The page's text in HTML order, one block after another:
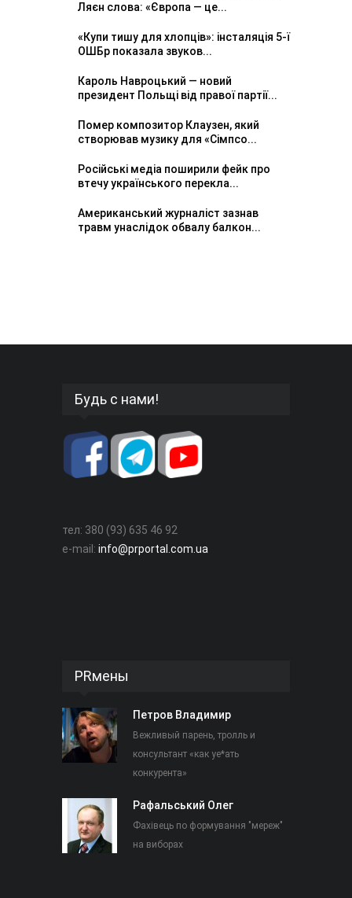
Ляєн слова: «Європа — це...
«Купи тишу для хлопців»: інсталяція 5-ї
ОШБр показала звуков...
Кароль Навроцький — новий
президент Польщі від правої партії...
Помер композитор Клаузен, який
створював музику для «Сімпсо...
Російські медіа поширили фейк про
втечу українського перекла...
Американський журналіст зазнав
травм унаслідок обвалу балкон...
Будь с нами!
тел: 380 (93) 635 46 92
e-mail: info@prportal.com.ua
PRмены
Петров Владимир
Вежливый парень, тролль и
консультант «как уе*ать
конкурента»
Рафальський Олег
Фахівець по формування "мереж"
на виборах